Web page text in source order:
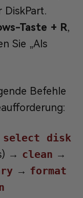
Taste + R,
Sie „Als
Befehle
select disk
→ clean →
→ format